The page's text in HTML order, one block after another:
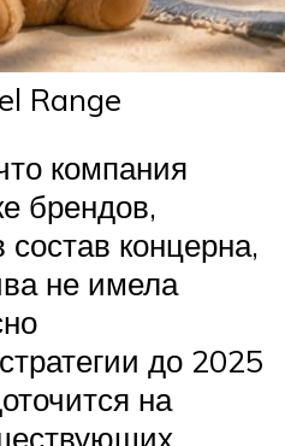
Range
компания
брендов,
концерна,
не имела
до 2025
на